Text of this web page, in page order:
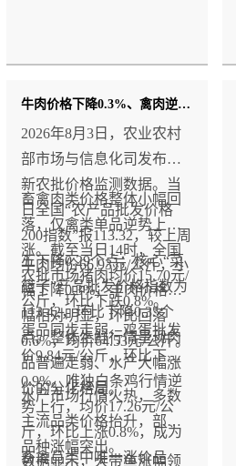
整的上涨毫无持续性，大
牛肉价格下降0.3%、禽肉逆势上涨0.8%！
2026年8月3日，农业农村
部市场与信息化司发布最
新农批价格监测数据。当
日全国“农产品批发价格
200指数”报113.32，较上周
五下降0.29个点；核心“菜
篮子”产品批发价格指数为
113.42，环比下降0.35个
点。整体生鲜行情呈现肉
品普遍走弱、水产大幅涨
价的分化格局。
畜禽肉类价格整体小幅回
落，仅禽类单品逆势上
涨。截至当日14时，全国
农批市场猪肉均价15.70元/
公斤，环比下跌0.8%。
牛肉均价66.93元/公斤，小
幅下降0.3%；羊肉价格跌
幅相对明显，环比回落
0.6%，均价64.53元/公斤。
蛋品同步走弱，鸡蛋批发
价9.84元/公斤，环比下降
0.9%。唯独白条鸡行情逆
势上行，均价17.26元/公
斤，环比上涨0.8%，成为
畜禽品类中唯一涨价品
水产市场行情火热，多数
主流品类价格抬升，部分
品种涨幅突出。
数据显示，大带鱼涨幅领